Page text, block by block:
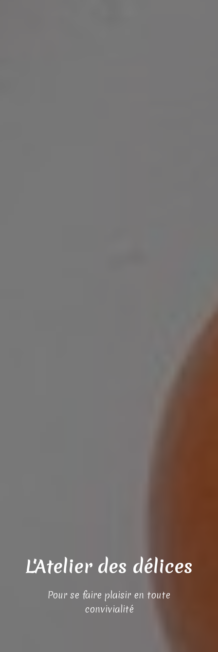
L'Atelier des délices
Pour se faire plaisir en toute
convivialité